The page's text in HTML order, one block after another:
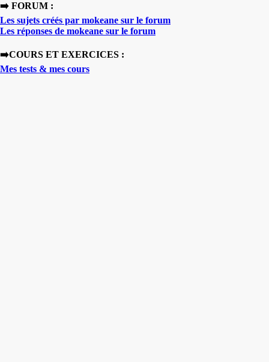
➡️ FORUM :
Les sujets créés par mokeane sur le forum
Les réponses de mokeane sur le forum
➡️COURS ET EXERCICES :
Mes tests & mes cours